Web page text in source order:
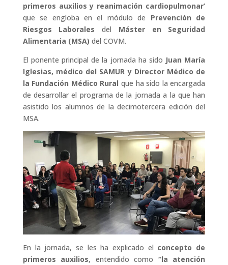
primeros auxilios y reanimación cardiopulmonar’
que se engloba en el módulo de Prevención de
Riesgos Laborales del Máster en Seguridad
Alimentaria (MSA) del COVM.
El ponente principal de la jornada ha sido Juan María
Iglesias, médico del SAMUR y Director Médico de
la Fundación Médico Rural que ha sido la encargada
de desarrollar el programa de la jornada a la que han
asistido los alumnos de la decimotercera edición del
MSA.
En la jornada, se les ha explicado el concepto de
primeros auxilios, entendido como “la atención